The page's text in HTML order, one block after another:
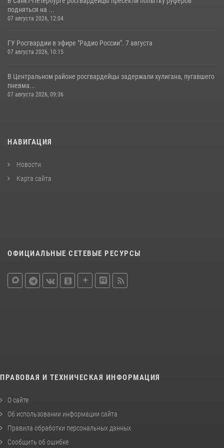
подняться на ...
07 августа 2026, 12:04
ГУ Росгвардии в эфире "Радио России". 7 августа
07 августа 2026, 10:15
В Центральном районе росгвардейцы задержали хулигана, пугавшего
пневма...
07 августа 2026, 09:36
НАВИГАЦИЯ
Новости
Карта сайта
ОФИЦИАЛЬНЫЕ СЕТЕВЫЕ РЕСУРСЫ
ПРАВОВАЯ И ТЕХНИЧЕСКАЯ ИНФОРМАЦИЯ
О сайте
Об использовании информации сайта
Правила обработки персональных данных
Сообщить об ошибке